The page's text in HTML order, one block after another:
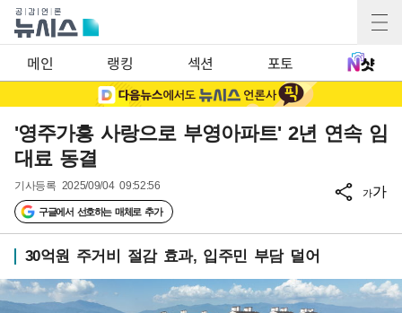
메인 랭킹 섹션 포토
'영주가흥 사랑으로 부영아파트' 2년 연속 임
대료 동결
기사등록 2025/09/04 09:52:56
구글에서 선호하는 매체로 추가
가가
30억원 주거비 절감 효과, 입주민 부담 덜어